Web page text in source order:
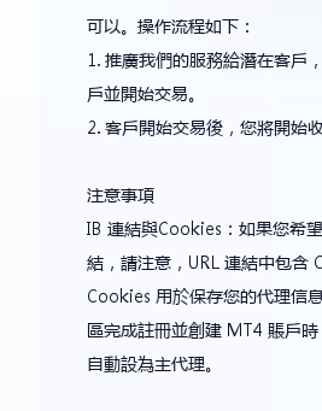
可以。操作流程如下：
1. 推廣我們的服務給潛在客戶
戶並開始交易。
2. 客戶開始交易後，您將開始
注意事項
IB 連結與Cookies：如果您希
結，請注意，URL 連結中包含
Cookies 用於保存您的代理信
區完成註冊並創建 MT4 賬戶
自動設為主代理。